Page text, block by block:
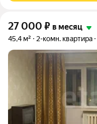
27 000 ₽ в месяц
45,4 м² 2-комн. квартира